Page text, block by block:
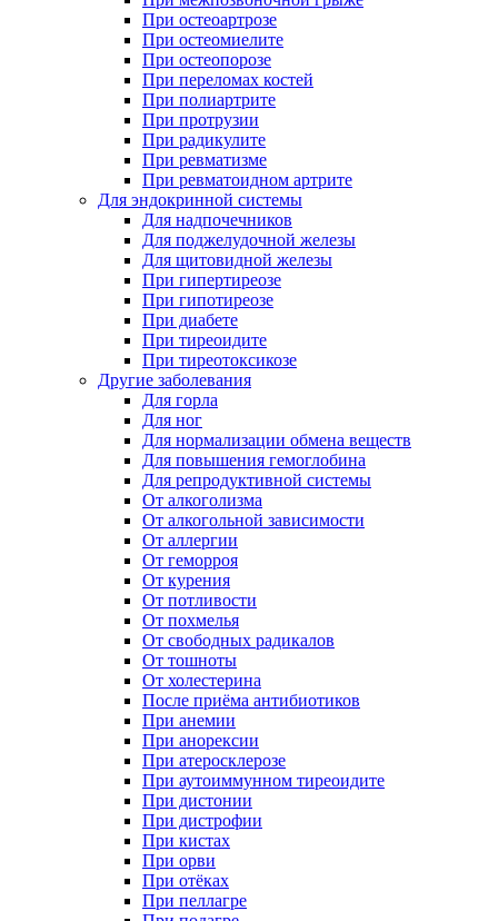
При остеоартрозе
При остеомиелите
При остеопорозе
При переломах костей
При полиартрите
При протрузии
При радикулите
При ревматизме
При ревматоидном артрите
Для эндокринной системы
Для надпочечников
Для поджелудочной железы
Для щитовидной железы
При гипертиреозе
При гипотиреозе
При диабете
При тиреоидите
При тиреотоксикозе
Другие заболевания
Для горла
Для ног
Для нормализации обмена веществ
Для повышения гемоглобина
Для репродуктивной системы
От алкоголизма
От алкогольной зависимости
От аллергии
От геморроя
От курения
От потливости
От похмелья
От свободных радикалов
От тошноты
От холестерина
После приёма антибиотиков
При анемии
При анорексии
При атеросклерозе
При аутоиммунном тиреоидите
При дистонии
При дистрофии
При кистах
При орви
При отёках
При пеллагре